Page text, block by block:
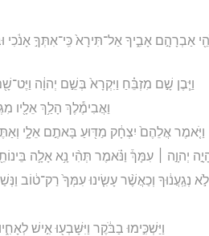
אַבְרָהָ֣ם אָבִ֑יךָ אַל־תִּירָא֙ כִּֽי־אִתְּךָ֣
וַיִּ֧בֶן שָׁ֣ם מִזְבֵּ֗חַ וַיִּקְרָא֙ בְּשֵׁ֣ם יְהוָ֔ה
וַאֲבִימֶ֕לֶךְ הָלַ֥ךְ אֵלָ֖יו
וַיֹּ֤אמֶר אֲלֵהֶם֙ יִצְחָ֔ק מַדּ֖וּעַ בָּאתֶ֣ם אֵלָ֑י
יְהוָ֣ה ׀ עִמָּךְ֒ וַנֹּ֗אמֶר תְּהִ֨י נָ֥א אָלָ֛ה
וְכַאֲשֶׁ֨ר עָשִׂ֤ינוּ עִמְּךָ֙ רַק־ט֔וֹב
וַיַּשְׁכִּ֣ימוּ בַבֹּ֔קֶר וַיִּשָּׁבְע֖וּ אִ֣ישׁ